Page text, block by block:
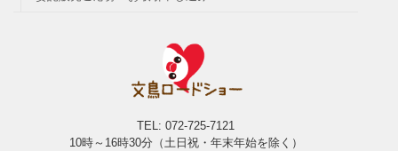
TEL: 072-725-7121
10時～16時30分（土日祝・年末年始を除く）